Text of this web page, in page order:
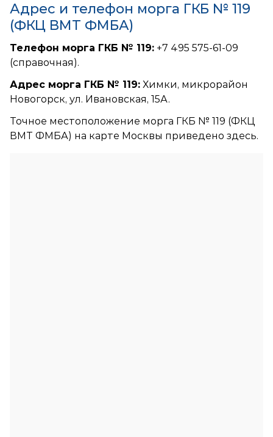
Адрес и телефон морга ГКБ № 119
(ФКЦ ВМТ ФМБА)
Телефон морга ГКБ № 119: +7 495 575-61-09
(справочная).
Адрес морга ГКБ № 119: Химки, микрорайон
Новогорск, ул. Ивановская, 15А.
Точное местоположение морга ГКБ № 119 (ФКЦ
ВМТ ФМБА) на карте Москвы приведено здесь.